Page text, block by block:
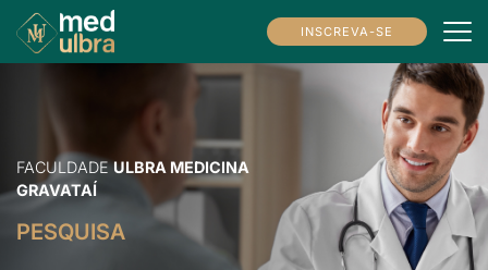
INSCREVA-SE
FACULDADE ULBRA MEDICINA
GRAVATAÍ
PESQUISA